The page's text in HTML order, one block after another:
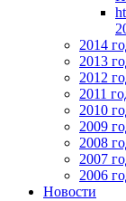
2014
2013
2012
2011
2010
2009
2008
2007
2006
Новости